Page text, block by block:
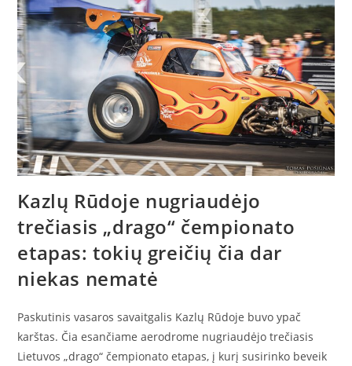
Kazlų Rūdoje nugriaudėjo
trečiasis „drago“ čempionato
etapas: tokių greičių čia dar
niekas nematė
Paskutinis vasaros savaitgalis Kazlų Rūdoje buvo ypač
karštas. Čia esančiame aerodrome nugriaudėjo trečiasis
Lietuvos „drago“ čempionato etapas, į kurį susirinko beveik